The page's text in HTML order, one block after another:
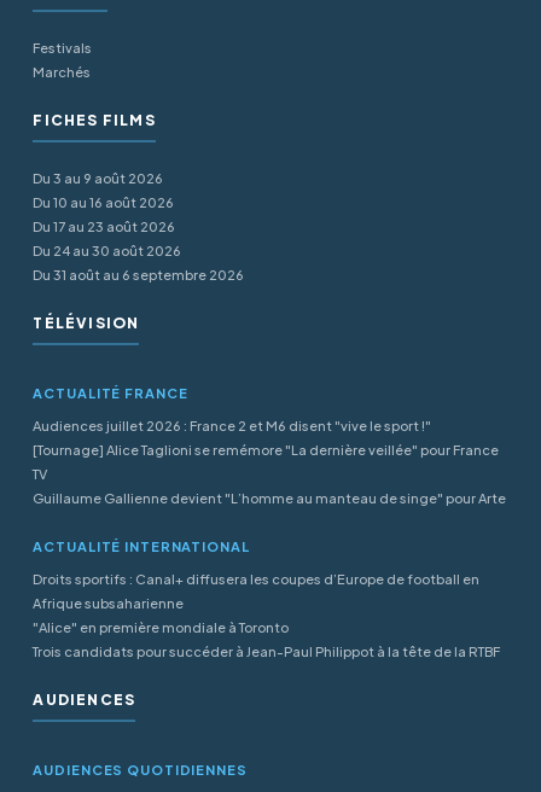
Festivals
Marchés
FICHES FILMS
Du 3 au 9 août 2026
Du 10 au 16 août 2026
Du 17 au 23 août 2026
Du 24 au 30 août 2026
Du 31 août au 6 septembre 2026
TÉLÉVISION
ACTUALITÉ FRANCE
Audiences juillet 2026 : France 2 et M6 disent "vive le sport !"
[Tournage] Alice Taglioni se remémore "La dernière veillée" pour France
TV
Guillaume Gallienne devient "L’homme au manteau de singe" pour Arte
ACTUALITÉ INTERNATIONAL
Droits sportifs : Canal+ diffusera les coupes d’Europe de football en
Afrique subsaharienne
"Alice" en première mondiale à Toronto
Trois candidats pour succéder à Jean-Paul Philippot à la tête de la RTBF
AUDIENCES
AUDIENCES QUOTIDIENNES